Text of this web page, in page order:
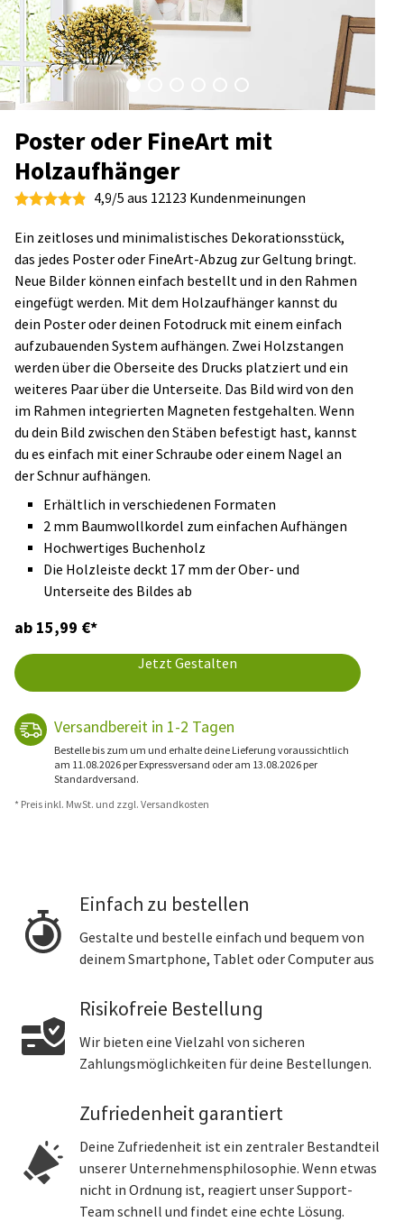
Poster oder FineArt mit
Holzaufhänger
4,9/5 aus 12123 Kundenmeinungen
Ein zeitloses und minimalistisches Dekorationsstück,
das jedes Poster oder FineArt-Abzug zur Geltung bringt.
Neue Bilder können einfach bestellt und in den Rahmen
eingefügt werden. Mit dem Holzaufhänger kannst du
dein Poster oder deinen Fotodruck mit einem einfach
aufzubauenden System aufhängen. Zwei Holzstangen
werden über die Oberseite des Drucks platziert und ein
weiteres Paar über die Unterseite. Das Bild wird von den
im Rahmen integrierten Magneten festgehalten. Wenn
du dein Bild zwischen den Stäben befestigt hast, kannst
du es einfach mit einer Schraube oder einem Nagel an
der Schnur aufhängen.
Erhältlich in verschiedenen Formaten
2 mm Baumwollkordel zum einfachen Aufhängen
Hochwertiges Buchenholz
Die Holzleiste deckt 17 mm der Ober- und
Unterseite des Bildes ab
ab 15,99 €*
Jetzt Gestalten
Versandbereit in 1-2 Tagen
Bestelle bis zum um und erhalte deine Lieferung voraussichtlich
am 11.08.2026 per Expressversand oder am 13.08.2026 per
Standardversand.
* Preis inkl. MwSt. und zzgl. Versandkosten
Einfach zu bestellen
Gestalte und bestelle einfach und bequem von
deinem Smartphone, Tablet oder Computer aus
Risikofreie Bestellung
Wir bieten eine Vielzahl von sicheren
Zahlungsmöglichkeiten für deine Bestellungen.
Zufriedenheit garantiert
Deine Zufriedenheit ist ein zentraler Bestandteil
unserer Unternehmensphilosophie. Wenn etwas
nicht in Ordnung ist, reagiert unser Support-
Team schnell und findet eine echte Lösung.